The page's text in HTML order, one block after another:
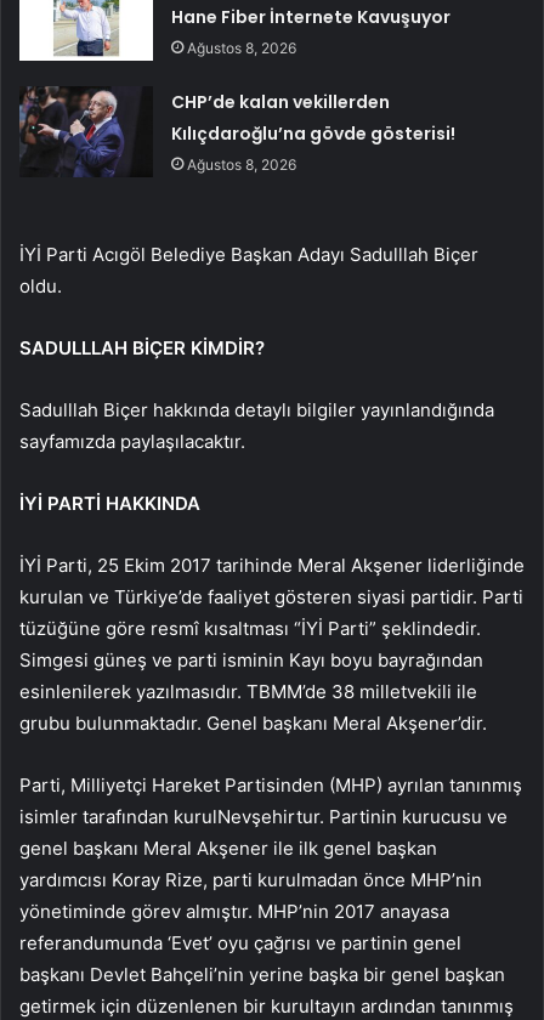
Hane Fiber İnternete Kavuşuyor
Ağustos 8, 2026
CHP’de kalan vekillerden
Kılıçdaroğlu’na gövde gösterisi!
Ağustos 8, 2026
İYİ Parti Acıgöl Belediye Başkan Adayı Sadulllah Biçer
oldu.
SADULLLAH BİÇER KİMDİR?
Sadulllah Biçer hakkında detaylı bilgiler yayınlandığında
sayfamızda paylaşılacaktır.
İYİ PARTİ HAKKINDA
İYİ Parti, 25 Ekim 2017 tarihinde Meral Akşener liderliğinde
kurulan ve Türkiye’de faaliyet gösteren siyasi partidir. Parti
tüzüğüne göre resmî kısaltması “İYİ Parti” şeklindedir.
Simgesi güneş ve parti isminin Kayı boyu bayrağından
esinlenilerek yazılmasıdır. TBMM’de 38 milletvekili ile
grubu bulunmaktadır. Genel başkanı Meral Akşener’dir.
Parti, Milliyetçi Hareket Partisinden (MHP) ayrılan tanınmış
isimler tarafından kurulNevşehirtur. Partinin kurucusu ve
genel başkanı Meral Akşener ile ilk genel başkan
yardımcısı Koray Rize, parti kurulmadan önce MHP’nin
yönetiminde görev almıştır. MHP’nin 2017 anayasa
referandumunda ‘Evet’ oyu çağrısı ve partinin genel
başkanı Devlet Bahçeli’nin yerine başka bir genel başkan
getirmek için düzenlenen bir kurultayın ardından tanınmış